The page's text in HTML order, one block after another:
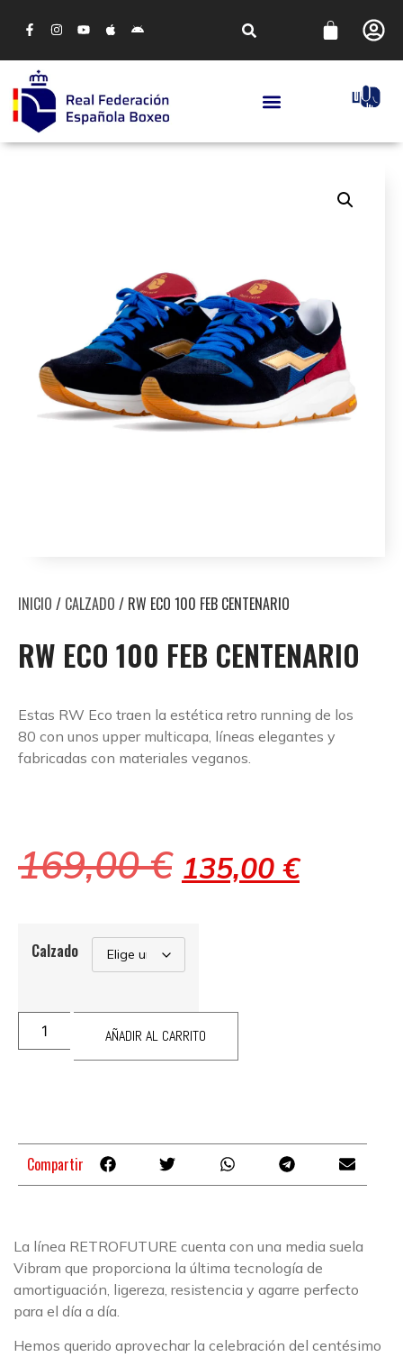
INICIO / CALZADO / RW ECO 100 FEB CENTENARIO
RW ECO 100 FEB CENTENARIO
Estas RW Eco traen la estética retro running de los
80 con unos upper multicapa, líneas elegantes y
fabricadas con materiales veganos.
169,00€ 135,00 €
Calzado
AÑADIR AL CARRITO
Compartir
La línea RETROFUTURE cuenta con una media suela
Vibram que proporciona la última tecnología de
amortiguación, ligereza, resistencia y agarre perfecto
para el día a día.
Hemos querido aprovechar la celebración del centésimo